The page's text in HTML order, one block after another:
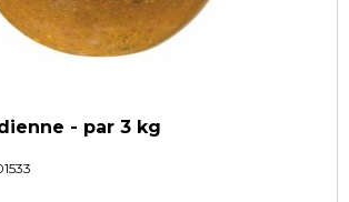
- par 3 kg